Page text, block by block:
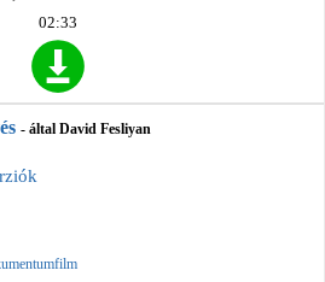
02:33
- által David Fesliyan